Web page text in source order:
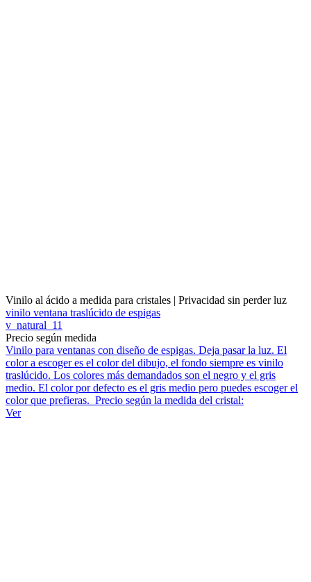
Vinilo al ácido a medida para cristales | Privacidad sin perder luz
vinilo ventana traslúcido de espigas
v_natural_11
Precio según medida
Vinilo para ventanas con diseño de espigas. Deja pasar la luz. El
color a escoger es el color del dibujo, el fondo siempre es vinilo
traslúcido. Los colores más demandados son el negro y el gris
medio. El color por defecto es el gris medio pero puedes escoger el
color que prefieras. Precio según la medida del cristal:
Ver